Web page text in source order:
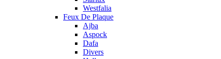
Westfalia
Feux De Plaque
Ajba
Aspock
Dafa
Divers